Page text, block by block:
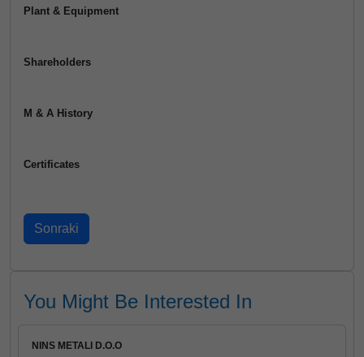
Plant & Equipment
Shareholders
M & A History
Certificates
You Might Be Interested In
NINS METALI D.O.O